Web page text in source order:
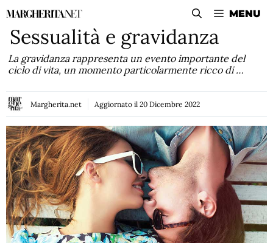
Vai
contenuto
MENU
Sessualità e gravidanza
La gravidanza rappresenta un evento importante del
ciclo di vita, un momento particolarmente ricco di …
Margherita.net Aggiornato il 20 Dicembre 2022